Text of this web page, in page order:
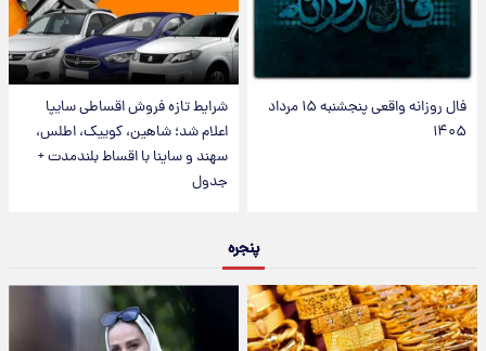
فال روزانه واقعی پنجشنبه ۱۵ مرداد
۱۴۰۵
شرایط تازه فروش اقساطی سایپا
اعلام شد؛ شاهین، کوییک، اطلس،
سهند و ساینا با اقساط بلندمدت +
جدول
پنجره